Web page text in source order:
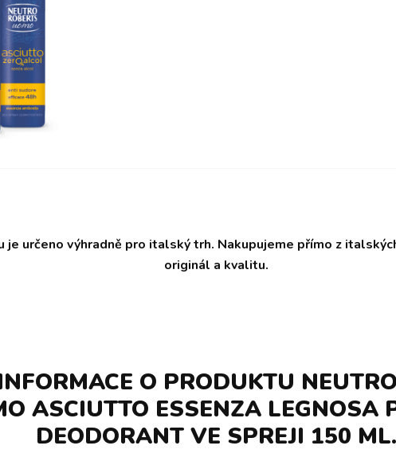
je určeno výhradně pro italský trh. Nakupujeme přímo z
originál a kvalitu.
O PRODUKTU
ASCIUTTO ESSENZA LEGNOSA
DEODORANT VE SPREJI 150 ML.